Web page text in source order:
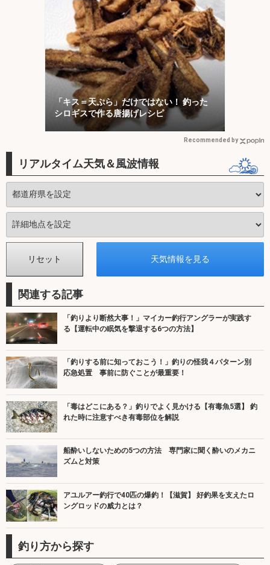
「キス＝天ぷら」だけではない！ 釣った
シロギスで作る唐揚げレシピ
Recommended by
リアルタイム天気＆風波情報
関連する記事
「釣りより断然大事！」マイカー釣行アングラーが実践す
る【運転中の眠気を撃退する6つの方法】
「釣りする前に知っておこう！」釣りの怪我４パターン別
応急処置 事前に防ぐことが最重要！
「毒はどこにある？」釣りでよく見かける【有毒魚5選】 釣
れた時に注意すべき有毒部位を解説
船酔いしないための5つの方法 専門家に聞く酔いのメカニ
ズムと対策
アユルアー釣行で40匹の爆釣！【滋賀】 好釣果を支えたロ
ングロッドの威力とは？
釣り方から探す